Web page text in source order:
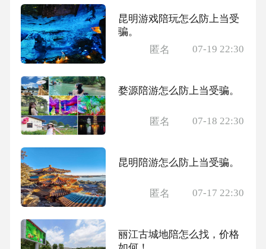
昆明游戏陪玩怎么防上当受
骗。
匿名
07-19 22:30
婺源陪游怎么防上当受骗。
匿名 07-18 22:30
昆明陪游怎么防上当受骗。
匿名 07-17 22:30
丽江古城地陪怎么找，价格